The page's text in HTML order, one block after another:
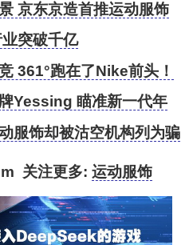
京东京造首推运动服饰
突破千亿
361°跑在了Nike前头！
Yessing 瞄准新一代年
服饰却被沽空机构列为骗
关注更多: 运动服饰